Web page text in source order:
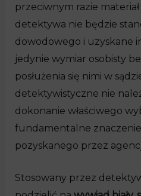
przeciwnym razie
detektywa nie będzie
dowodowego i uzyskane
jedynie wymiar osobisty
posłużenia się nimi w
detektywistyczne nie
dokonanie właściwego
fundamentalne
pozyskanego przez
Stosowany przez